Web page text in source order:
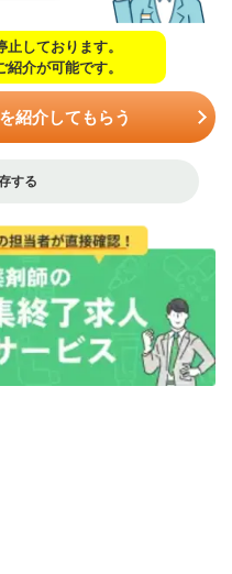
しております。
介が可能です。
紹介してもらう
する